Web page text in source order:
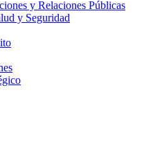
y Relaciones Públicas
y Seguridad